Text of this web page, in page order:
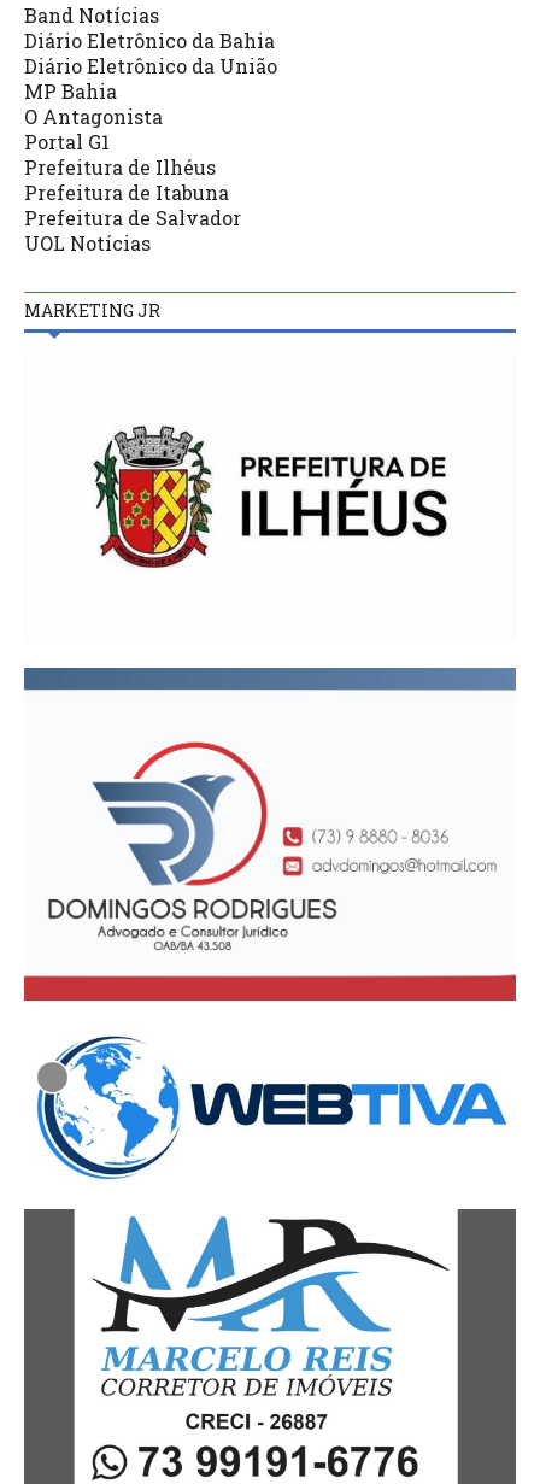
Band Notícias
Diário Eletrônico da Bahia
Diário Eletrônico da União
MP Bahia
O Antagonista
Portal G1
Prefeitura de Ilhéus
Prefeitura de Itabuna
Prefeitura de Salvador
UOL Notícias
MARKETING JR